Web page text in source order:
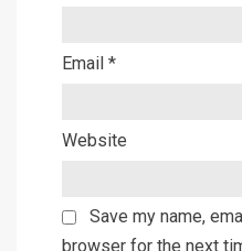
Email *
Website
Save my name,
browser for the next